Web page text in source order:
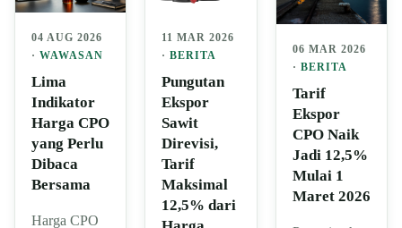
04 AUG 2026
· WAWASAN
Lima
Indikator
Harga CPO
yang Perlu
Dibaca
Bersama
Harga CPO
11 MAR 2026
·BERITA
Pungutan
Ekspor
Sawit
Direvisi,
Tarif
Maksimal
12,5% dari
06 MAR 2026
· BERITA
Tarif
Ekspor
CPO Naik
Jadi 12,5%
Mulai 1
Maret 2026